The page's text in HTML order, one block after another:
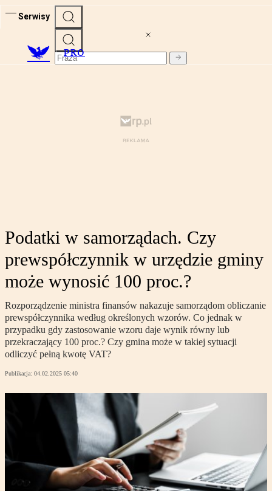
Serwisy
PRO
Podatki w samorządach. Czy
prewspółczynnik w urzędzie gminy
może wynosić 100 proc.?
Rozporządzenie ministra finansów nakazuje samorządom obliczanie
prewspółczynnika według określonych wzorów. Co jednak w
przypadku gdy zastosowanie wzoru daje wynik równy lub
przekraczający 100 proc.? Czy gmina może w takiej sytuacji
odliczyć pełną kwotę VAT?
Publikacja: 04.02.2025 05:40